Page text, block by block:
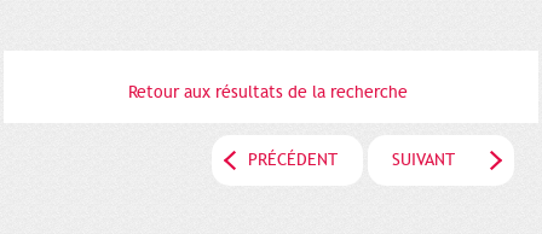
Retour aux résultats de la recherche
PRÉCÉDENT SUIVANT